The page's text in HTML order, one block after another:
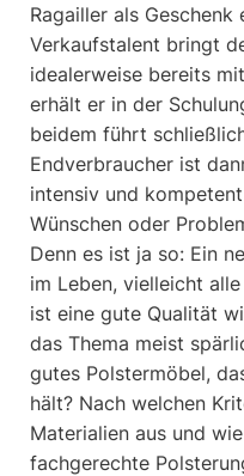
Ragailler als Geschenk
Verkaufstalent bringt
idealerweise bereits
erhält er in der
beidem führt
Endverbraucher ist
intensiv und
Wünschen oder
Denn es ist ja so: Ein
im Leben, vielleicht
ist eine gute Qualität
das Thema meist
gutes Polstermöbel,
hält? Nach welchen
Materialien aus und
fachgerechte